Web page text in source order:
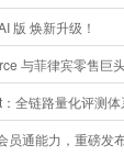
版 焕新升级！
零售巨头 SM 集团达成战略合
全链路量化评测
员通能力，重磅发